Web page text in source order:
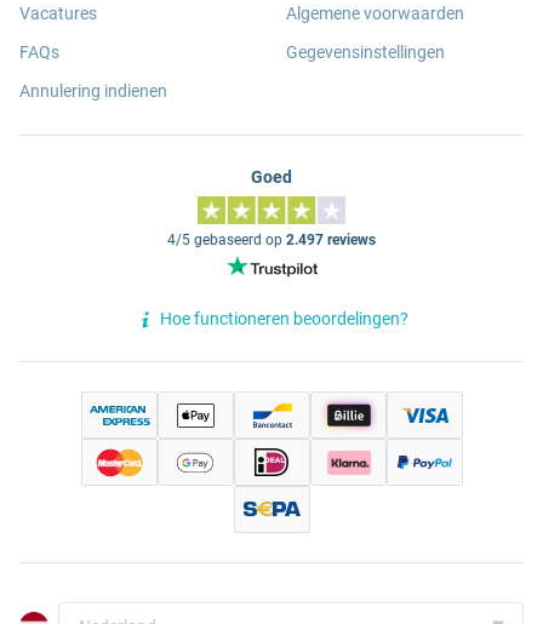
Vacatures
FAQs
Annulering indienen
Algemene voorwaarden
Gegevensinstellingen
Goed
4/5 gebaseerd op 2.497 reviews
Hoe functioneren beoordelingen?